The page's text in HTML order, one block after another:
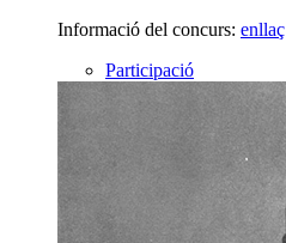
Informació del concurs: enllaç
Participació